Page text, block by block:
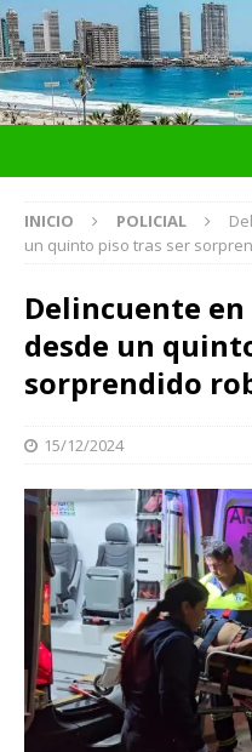
INICIO POLICIAL
un quinto piso tras ser
Delincuente
desde un
sorprendido
15/12/2024